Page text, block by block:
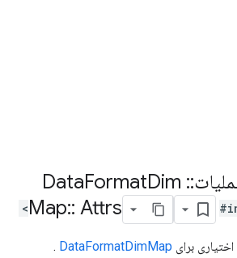
::
FormatDim
Map:: Attrs
برای DataFormatDimMap
.